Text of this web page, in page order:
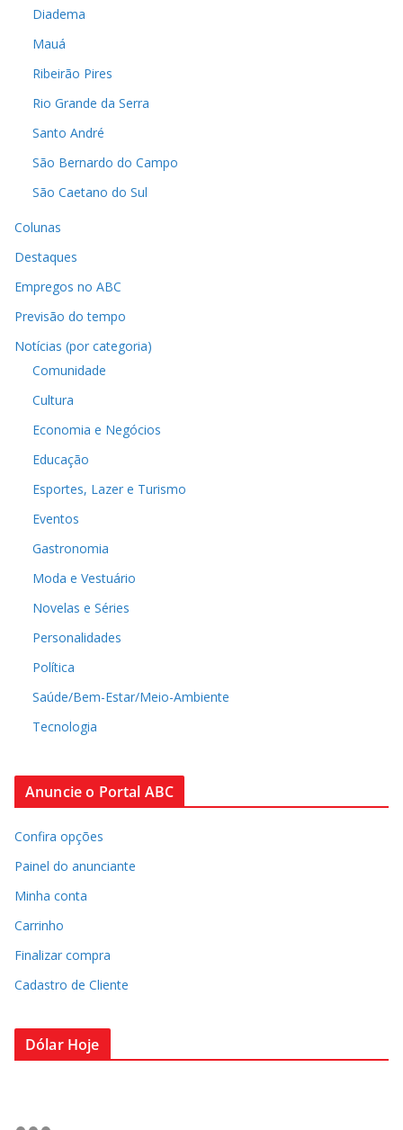
Diadema
Mauá
Ribeirão Pires
Rio Grande da Serra
Santo André
São Bernardo do Campo
São Caetano do Sul
Colunas
Destaques
Empregos no ABC
Previsão do tempo
Notícias (por categoria)
Comunidade
Cultura
Economia e Negócios
Educação
Esportes, Lazer e Turismo
Eventos
Gastronomia
Moda e Vestuário
Novelas e Séries
Personalidades
Política
Saúde/Bem-Estar/Meio-Ambiente
Tecnologia
Anuncie o Portal ABC
Confira opções
Painel do anunciante
Minha conta
Carrinho
Finalizar compra
Cadastro de Cliente
Dólar Hoje